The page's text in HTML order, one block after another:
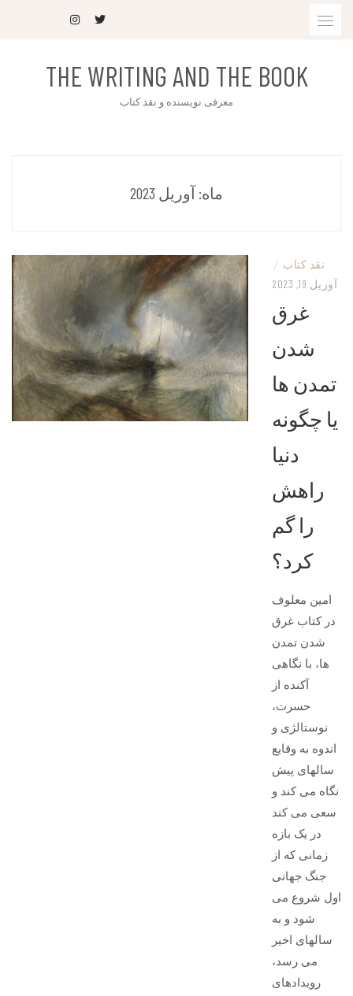
THE WRITING AND THE BOOK
معرفی نویسنده و نقد کتاب
ماه: آوریل 2023
نقد کتاب /
آوریل 19, 2023
غرق
شدن
تمدن ها
یا چگونه
دنیا
راهش
را گم
کرد؟
امین معلوف
در کتاب غرق
شدن تمدن
ها، با نگاهی
آکنده از
حسرت،
نوستالژی و
اندوه به وقایع
سالهای پیش
نگاه می کند و
سعی می کند
در یک بازه
زمانی که از
جنگ جهانی
اول شروع می
شود و به
سالهای اخیر
می رسد،
رویدادهای